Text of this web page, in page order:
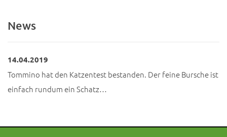
News
14.04.2019
Tommino hat den Katzentest bestanden. Der feine Bursche ist
einfach rundum ein Schatz…